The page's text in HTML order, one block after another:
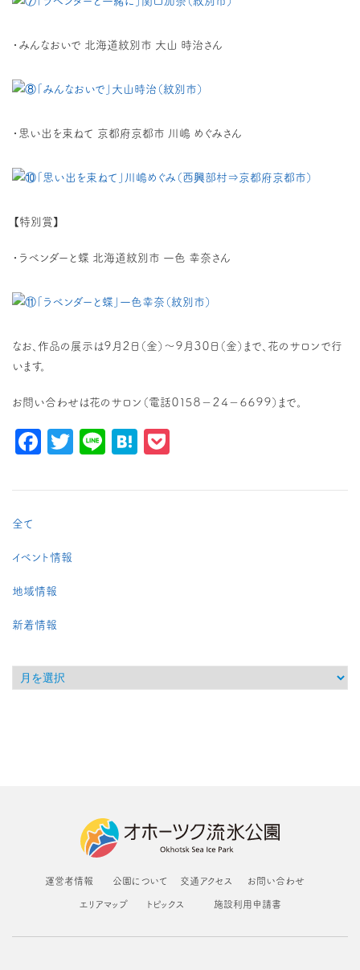
・みんなおいで 北海道紋別市 大山 時治さん
・思い出を束ねて 京都府京都市 川嶋 めぐみさん
【特別賞】
・ラベンダーと蝶 北海道紋別市 一色 幸奈さん
なお、作品の展示は９月２日（金）～９月３０日（金）まで、花のサロンで行
います。
お問い合わせは花のサロン（電話０１５８－２４－６６９９）まで。
Facebook
Twitter
LineHatena
全て
イベント情報
地域情報
新着情報
運営者情報 公園について 交通アクセス お問い合わせ
エリアマップ トピックス 施設利用申請書